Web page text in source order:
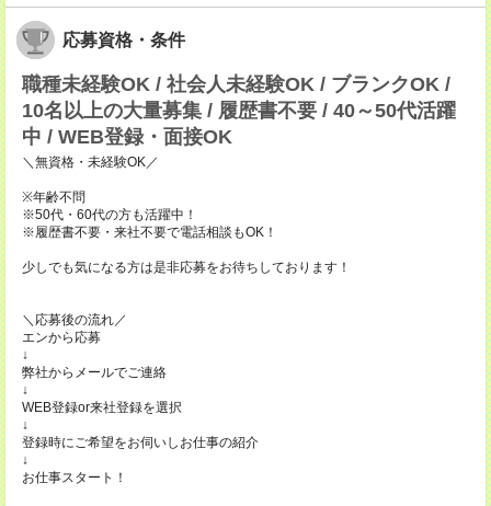
応募資格・条件
職種未経験OK / 社会人未経験OK / ブランクOK /
10名以上の大量募集 / 履歴書不要 / 40～50代活躍
中 / WEB登録・面接OK
＼無資格・未経験OK／
※年齢不問
※50代・60代の方も活躍中！
※履歴書不要・来社不要で電話相談もOK！
少しでも気になる方は是非応募をお待ちしております！
＼応募後の流れ／
エンから応募
↓
弊社からメールでご連絡
↓
WEB登録or来社登録を選択
↓
登録時にご希望をお伺いしお仕事の紹介
↓
お仕事スタート！